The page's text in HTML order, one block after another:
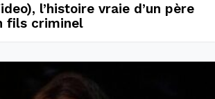
l’histoire vraie d’un père
fils criminel